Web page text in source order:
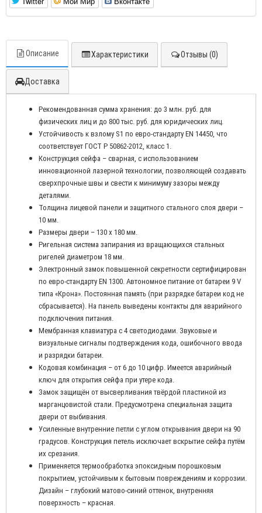
Описание Характеристики Отзывы (0)
Доставка
Рекомендованная сумма хранения: до 3 млн. руб. для
физических лиц и до 800 тыс. руб. для юридических лиц.
Устойчивость к взлому S1 по евро-стандарту EN 14450, что
соответствует ГОСТ Р 50862-2012, класс 1.
Конструкция сейфа – сварная, с использованием
инновационной лазерной технологии, позволяющей создавать
сверхпрочные швы и свести к минимуму зазоры между
деталями.
Толщина лицевой панели и защитного стального слоя двери –
10 мм.
Размеры двери – 130 х 180 мм.
Ригельная система запирания из вращающихся стальных
ригелей диаметром 18 мм.
Электронный замок повышенной секретности сертифицирован
по евро-стандарту EN 1300. Автономное питание от батареи 9 V
типа «Крона». Постоянная память (при разрядке батареи код не
сбрасывается). На панель выведены контакты для аварийного
подключения питания.
Мембранная клавиатура с 4 светодиодами. Звуковые и
визуальные сигналы подтверждения кода, ошибочного ввода
и разрядки батареи.
Кодовая комбинация – от 6 до 10 цифр. Имеется аварийный
ключ для открытия сейфа при утере кода.
Замок защищён от высверливания твёрдой пластиной из
марганцовистой стали. Предусмотрена специальная защита
двери от выбивания.
Усиленные внутренние петли с углом открывания двери на 90
градусов. Конструкция петель исключает вскрытие сейфа путём
их срезания.
Применяется термообработка эпоксидным порошковым
покрытием, устойчивым к бытовым повреждениям и коррозии.
Дизайн – глубокий матово-синий оттенок, внутренняя
поверхность – красная.